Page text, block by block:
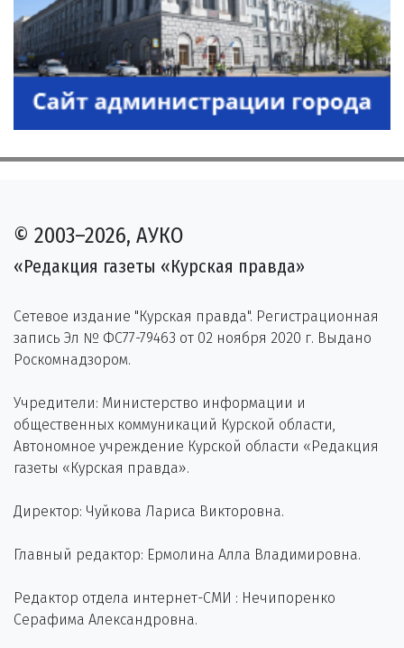
© 2003–2026, АУКО
«Редакция газеты «Курская правда»
Сетевое издание "Курская правда". Регистрационная
запись Эл № ФС77-79463 от 02 ноября 2020 г. Выдано
Роскомнадзором.
Учредители: Министерство информации и
общественных коммуникаций Курской области,
Автономное учреждение Курской области «Редакция
газеты «Курская правда».
Директор: Чуйкова Лариса Викторовна.
Главный редактор: Ермолина Алла Владимировна.
Редактор отдела интернет-СМИ : Нечипоренко
Серафима Александровна.